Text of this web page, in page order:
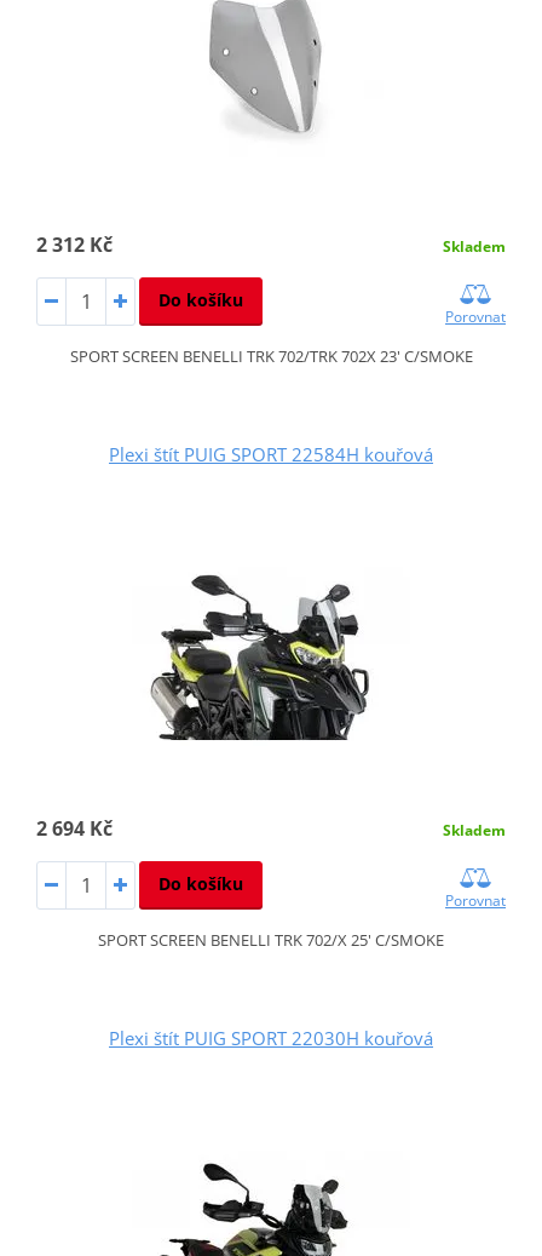
2 312 Kč Skladem
Do košíku
Porovnat
SPORT SCREEN BENELLI TRK 702/TRK 702X 23' C/SMOKE
Plexi štít PUIG SPORT 22584H kouřová
2 694 Kč Skladem
Do košíku
Porovnat
SPORT SCREEN BENELLI TRK 702/X 25' C/SMOKE
Plexi štít PUIG SPORT 22030H kouřová